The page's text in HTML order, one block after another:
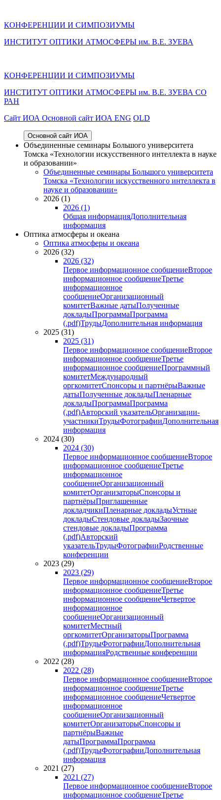
КОНФЕРЕНЦИИ И СИМПОЗИУМЫ
ИНСТИТУТ ОПТИКИ АТМОСФЕРЫ им. В.Е. ЗУЕВА
КОНФЕРЕНЦИИ И СИМПОЗИУМЫ
ИНСТИТУТ ОПТИКИ АТМОСФЕРЫ им. В.Е. ЗУЕВА СО
РАН
Cайт ИОА Основной сайт ИОА ENG OLD
Основной сайт ИОА
Объединенные семинары Большого университета
Томска «Технологии искусственного интеллекта в науке
и образовании»
Объединенные семинары Большого университета
Томска «Технологии искусственного интеллекта в
науке и образовании»
2026 (1)
2026 (1)
Общая информацияДополнительная
информация
Оптика атмосферы и океана
Оптика атмосферы и океана
2026 (32)
2026 (32)
Первое информационное сообщениеВторое
информационное сообщениеТретье
информационное
сообщениеОрганизационный
комитетВажные датыПолученные
докладыПрограммаПрограмма
(.pdf)ТрудыДополнительная информация
2025 (31)
2025 (31)
Первое информационное сообщениеВторое
информационное сообщениеТретье
информационное сообщениеПрограммный
комитетМеждународный
оргкомитетСпонсоры и партнёрыВажные
датыПолученные докладыПленарные
докладыПрограммаПрограмма
(.pdf)Авторский указательОрганизации-
участникиТрудыФотографииДополнительная
информация
2024 (30)
2024 (30)
Первое информационное сообщениеВторое
информационное сообщениеТретье
информационное
сообщениеОрганизационный
комитетОрганизаторыСпонсоры и
партнёрыПриглашенные
докладчикиПленарные докладыУстные
докладыСтендовые докладыЗаочные
стендовые докладыПрограмма
(.pdf)Авторский
указательТрудыФотографииРодственные
конференции
2023 (29)
2023 (29)
Первое информационное сообщениеВторое
информационное сообщениеТретье
информационное сообщениеЧетвертое
информационное
сообщениеОрганизационный
комитетМестный
оргкомитетОрганизаторыПрограмма
(.pdf)ТрудыФотографииДополнительная
информацияРодственные конференции
2022 (28)
2022 (28)
Первое информационное сообщениеВторое
информационное сообщениеТретье
информационное сообщениеЧетвертое
информационное
сообщениеОрганизационный
комитетОрганизаторыСпонсоры и
партнёрыВажные
датыПрограммаПрограмма
(.pdf)ТрудыФотографииДополнительная
информация
2021 (27)
2021 (27)
Первое информационное сообщениеВторое
информационное сообщениеТретье